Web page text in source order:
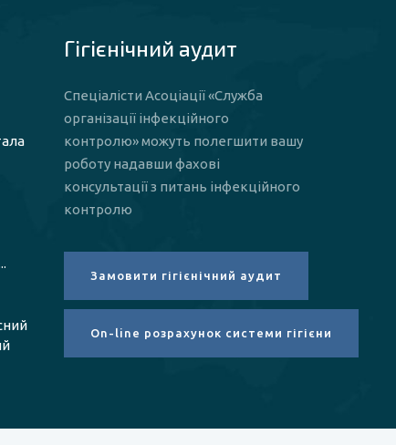
Гігієнічний аудит
Спеціалісти Асоціації «Служба
організації інфекційного
контролю» можуть полегшити вашу
роботу надавши фахові
консультації з питань інфекційного
контролю